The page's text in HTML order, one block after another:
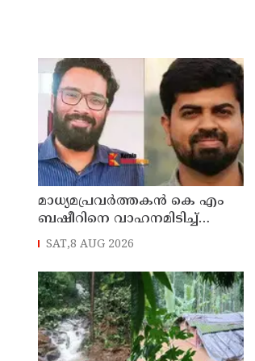
മാധ്യമപ്രവര്‍ത്തകന്‍ കെ എം
ബഷീറിനെ വാഹനമിടിച്ച്
കൊലപ്പെടുത്തിയ കേസില്‍
സാക്ഷിമൊഴി
SAT,8 AUG 2026